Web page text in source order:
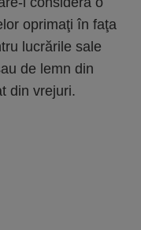
oprimaţi în faţa
lucrările sale
de lemn din
din vrejuri.